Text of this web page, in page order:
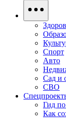
Спорт
Авто
Сад и
СВО
Гид
Как